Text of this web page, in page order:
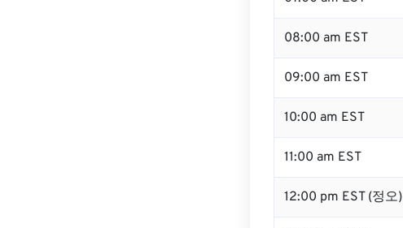
08:00 am EST
09:00 am EST
10:00 am EST
11:00 am EST
12:00 pm EST (정오)